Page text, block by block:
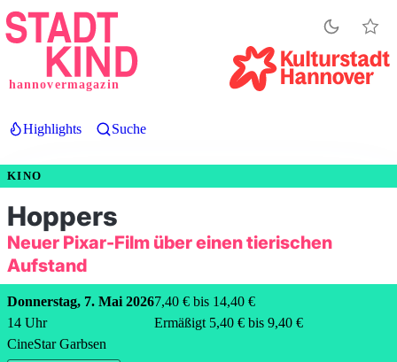
Direkt
zum
hannovermagazin
Highlights Suche
KINO
Hoppers
Neuer Pixar-Film über einen tierischen
Aufstand
Donnerstag, 7. Mai 2026
14 Uhr
CineStar Garbsen
7,40 € bis 14,40 €
Ermäßigt 5,40 € bis 9,40 €